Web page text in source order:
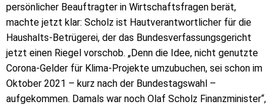
persönlicher Beauftragter in Wirtschaftsfragen berät,
machte jetzt klar: Scholz ist Hautverantwortlicher für die
Haushalts-Betrügerei, der das Bundesverfassungsgericht
jetzt einen Riegel vorschob. „Denn die Idee, nicht genutzte
Corona-Gelder für Klima-Projekte umzubuchen, sei schon im
Oktober 2021 – kurz nach der Bundestagswahl –
aufgekommen. Damals war noch Olaf Scholz Finanzminister“,